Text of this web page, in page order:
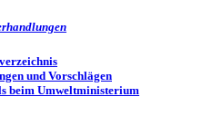
und Vorschlägen
beim Umweltministerium